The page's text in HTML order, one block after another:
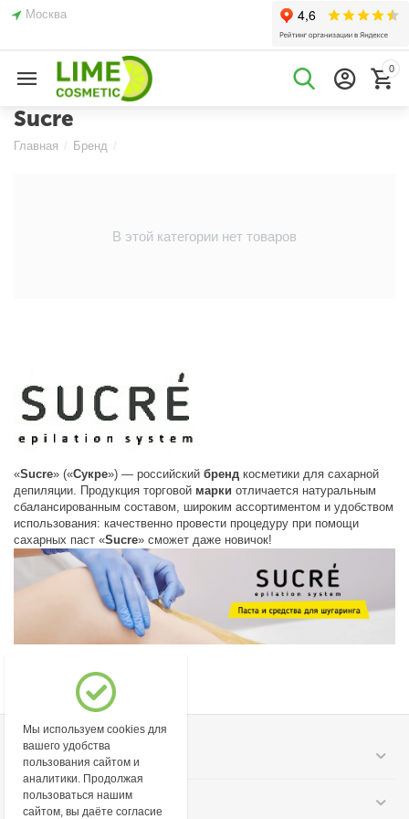
Москва
0
Sucre
Главная / Бренд /
«Sucre» («Сукре») — российскийбренд косметики для сахарной
депиляции. Продукция торговой марки отличается натуральным
сбалансированным составом, широким ассортиментом и удобством
использования: качественно провести процедуру при помощи
сахарных паст «Sucre» сможет даже новичок!
В этой категории нет товаров
Моя учетная запись
Информация
Мы используем cookies для
вашего удобства
пользования сайтом и
аналитики. Продолжая
пользоваться нашим
сайтом, вы даёте согласие